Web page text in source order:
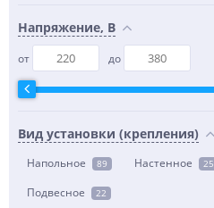
Напряжение, В
от до
Вид установки (крепления)
Напольное 89 Настенное 25
Подвесное 22